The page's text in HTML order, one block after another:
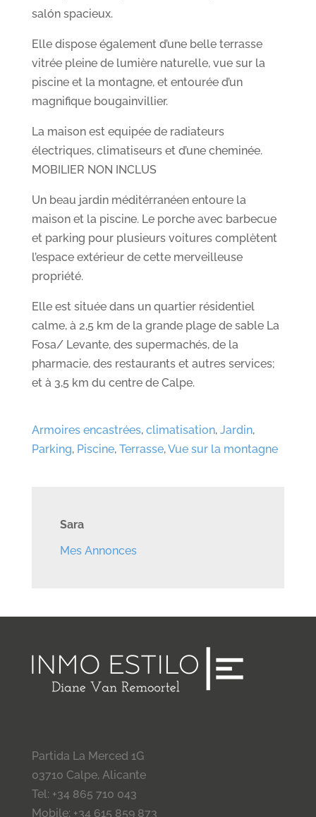
salón spacieux.
Elle dispose également d’une belle terrasse
vitrée pleine de lumière naturelle, vue sur la
piscine et la montagne, et entourée d’un
magnifique bougainvillier.
La maison est equipée de radiateurs
électriques, climatiseurs et d’une cheminée.
MOBILIER NON INCLUS
Un beau jardin méditérranéen entoure la
maison et la piscine. Le porche avec barbecue
et parking pour plusieurs voitures complètent
l’espace extérieur de cette merveilleuse
propriété.
Elle est située dans un quartier résidentiel
calme, à 2,5 km de la grande plage de sable La
Fosa/ Levante, des supermachés, de la
pharmacie, des restaurants et autres services;
et à 3,5 km du centre de Calpe.
Armoires encastrées, climatisation, Jardin,
Parking, Piscine, Terrasse,Vue sur la montagne
Sara
Mes Annonces
Partida La Merced 1G
03710 Calpe, Alicante
Tel: +34 865 710 043
Mobile: +34 615 859 873